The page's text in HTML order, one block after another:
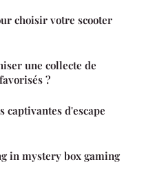
choisir votre scooter
une collecte de
?
captivantes d'escape
in mystery box gaming